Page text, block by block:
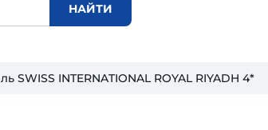
SWISS INTERNATIONAL ROYAL RIYADH 4*